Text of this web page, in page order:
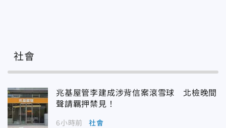
社會
兆基屋管李建成涉背信案滾雪球 北檢晚間
聲請羈押禁見！
6小時前 社會